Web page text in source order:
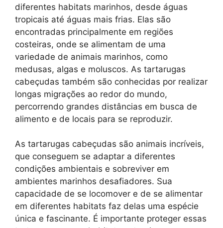
diferentes habitats marinhos, desde águas
tropicais até águas mais frias. Elas são
encontradas principalmente em regiões
costeiras, onde se alimentam de uma
variedade de animais marinhos, como
medusas, algas e moluscos. As tartarugas
cabeçudas também são conhecidas por realizar
longas migrações ao redor do mundo,
percorrendo grandes distâncias em busca de
alimento e de locais para se reproduzir.
As tartarugas cabeçudas são animais incríveis,
que conseguem se adaptar a diferentes
condições ambientais e sobreviver em
ambientes marinhos desafiadores. Sua
capacidade de se locomover e de se alimentar
em diferentes habitats faz delas uma espécie
única e fascinante. É importante proteger essas